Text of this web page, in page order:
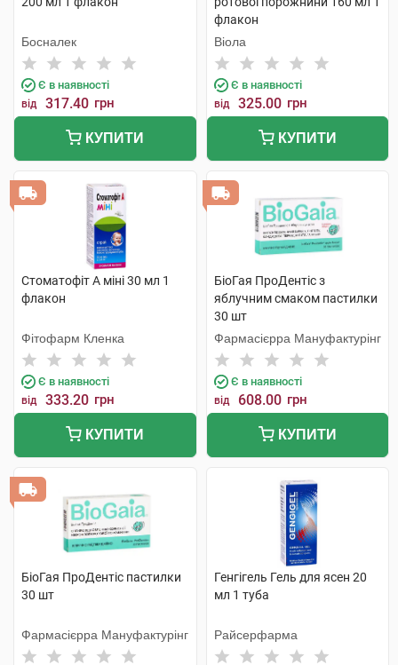
Босналек
Є в наявності
від 317.40 грн
КУПИТИ
флакон
Віола
Є в наявності
від 325.00 грн
КУПИТИ
Стоматофіт А міні 30 мл 1
флакон
Фітофарм Кленка
Є в наявності
від 333.20 грн
КУПИТИ
БіоГая ПроДентіс з
яблучним смаком пастилки
30 шт
Фармасієрра Мануфактурінг
Є в наявності
від 608.00 грн
КУПИТИ
БіоГая ПроДентіс пастилки
30 шт
Фармасієрра Мануфактурінг
Генгігель Гель для ясен 20
мл 1 туба
Райсерфарма